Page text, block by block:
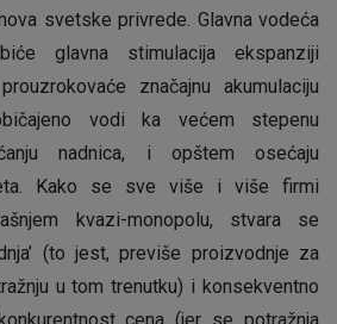
svetske privrede. Glavna vodeća
glavna stimulacija ekspanziji
značajnu akumulaciju
vodi ka većem stepenu
nadnica, i opštem osećaju
Kako se sve više i više firmi
kvazi-monopolu, stvara se
(to jest, previše proizvodnje za
u tom trenutku) i konsekventno